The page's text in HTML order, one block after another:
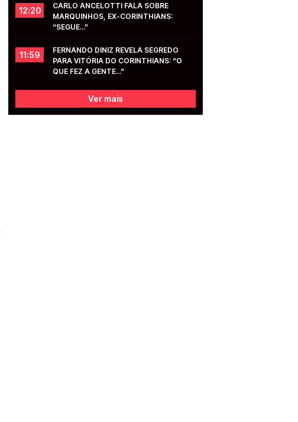
12:20
CARLO ANCELOTTI FALA SOBRE
MARQUINHOS, EX-CORINTHIANS:
“SEGUE...”
11:59
FERNANDO DINIZ REVELA SEGREDO
PARA VITÓRIA DO CORINTHIANS: “O
QUE FEZ A GENTE...”
Ver mais